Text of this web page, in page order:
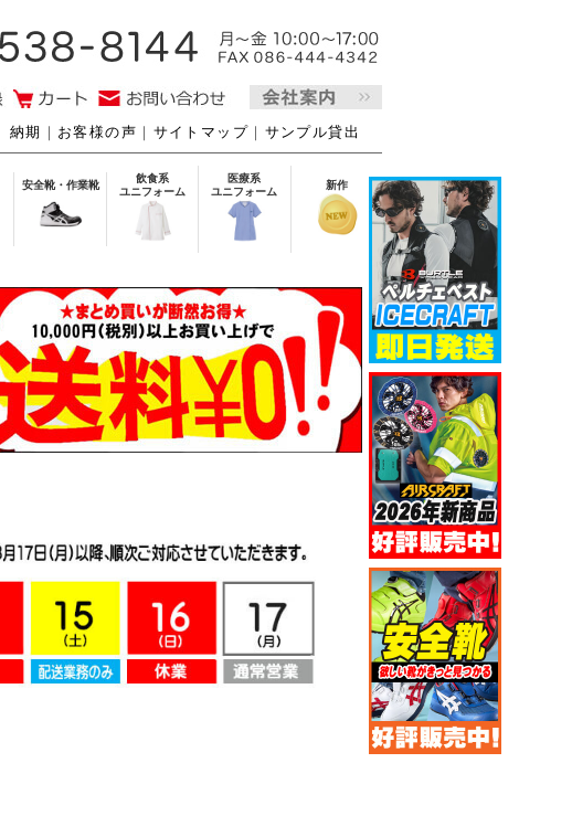
納期 ｜ お客様の声 ｜ サイトマップ ｜ サンプル貸出
安全靴・作業靴
飲食系
ユニフォーム
医療系
ユニフォーム
新作